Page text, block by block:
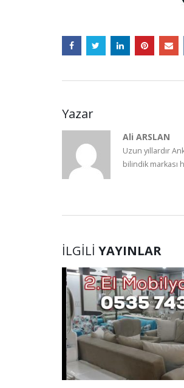
Yazar
Ali ARSLAN
Uzun yıllardır
bilindik markası
İLGILI YAYINLAR